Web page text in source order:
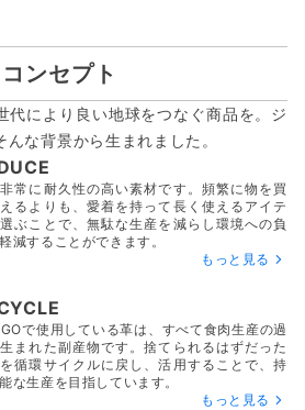
コンセプト
代により良い地球をつなぐ商品を。ジ
んな背景から生まれました。
常に耐久性の高い素材です。頻繁に物を買
るよりも、愛着を持って長く使えるアイテ
ぶことで、無駄な生産を減らし環境への負
減することができます。
もっと見る
で使用している革は、すべて食肉生産の過
まれた副産物です。捨てられるはずだった
循環サイクルに戻し、活用することで、持
な生産を目指しています。
もっと見る